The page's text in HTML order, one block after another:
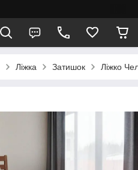
Ліжка Затишок Ліжко